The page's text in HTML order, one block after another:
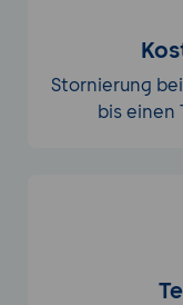
Stornierung
bis einen